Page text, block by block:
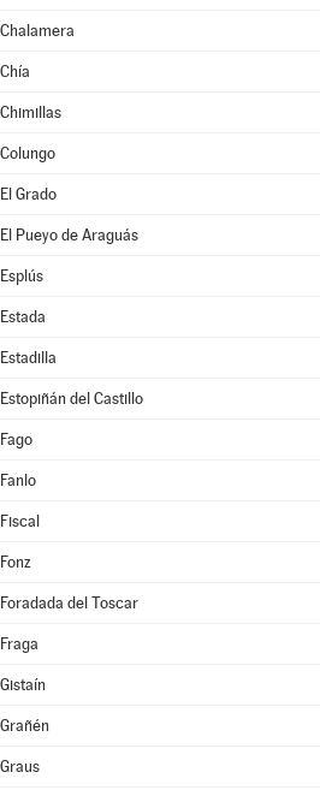
Chalamera
Chía
Chimillas
Colungo
El Grado
El Pueyo de Araguás
Esplús
Estada
Estadilla
Estopiñán del Castillo
Fago
Fanlo
Fiscal
Fonz
Foradada del Toscar
Fraga
Gistaín
Grañén
Graus